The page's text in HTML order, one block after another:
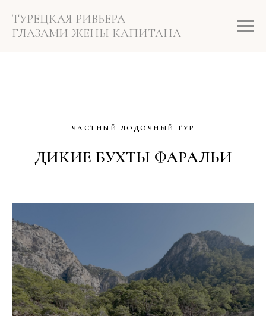
ТУРЕЦКАЯ РИВЬЕРА
ГЛАЗАМИ ЖЕНЫ КАПИТАНА
ЧАСТНЫЙ ЛОДОЧНЫЙ ТУР
ДИКИЕ БУХТЫ ФАРАЛЬИ